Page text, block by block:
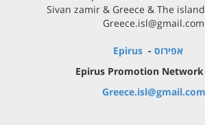
Sivan zamir & Greece &
Epirus
Epirus Promotion